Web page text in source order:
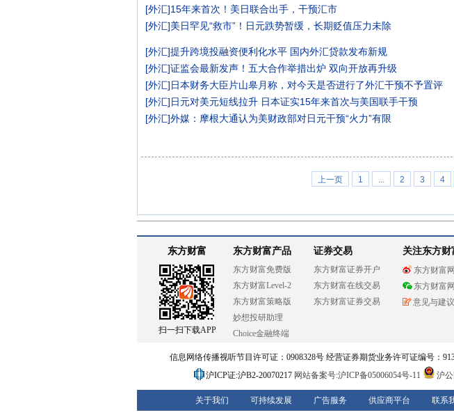
[外汇]15年来首次！美日联合出手，干预汇市
[外汇]美日罕见“救市”！日元跌势暂缓，长期贬值压力未除
[外汇]提升跨境投融资便利化水平 国内外汇贷款发布新规
[外汇]证监会最新发声！五大合作举措出炉 双向开放再升级
[外汇]日本财务大臣片山皋月称，对今天是否进行了外汇干预不予置评
[外汇]日元对美元短线拉升 日本证实15年来首次与美国联手干预
[外汇]外媒：摩根大通认为美财政部对日元干预“火力”有限
上一页 1 ... 2 3 4
东方财富
扫一扫下载APP
东方财富产品
东方财富免费版
东方财富Level-2
东方财富策略版
妙想投研助理
Choice金融终端
证券交易
东方财富证券开户
东方财富在线交易
东方财富证券交易
关注东方财
东方财富
东方财富
意见与建议
信息网络传播视听节目许可证：0908328号 经营证券期货业务许可证编号：
沪ICP证:沪B2-20070217 网站备案号:沪ICP备05006054号-11 沪公
关于我们 可持续发展 广告服务 供应商平台 联系